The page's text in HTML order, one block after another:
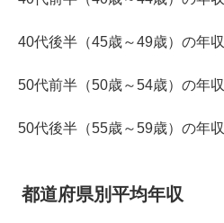
40代後半（45歳～49歳）の年収
50代前半（50歳～54歳）の年収
50代後半（55歳～59歳）の年収
都道府県別平均年収